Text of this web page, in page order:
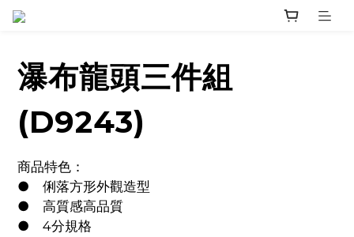
瀑布龍頭三件組
(D9243)
商品特色：
●	俐落方形外觀造型
●	高質感高品質
●	4分規格